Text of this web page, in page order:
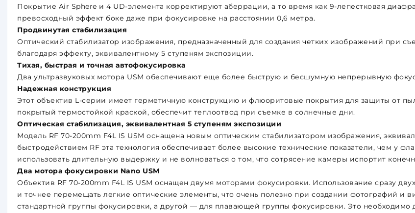
Покрытие Air Sphere и 4 UD-элемента корректируют аберрации, а то время как 9-лепестковая
превосходный эффект боке даже при фокусировке на расстоянии 0,6 метра.
Продвинутая стабилизация
Оптический стабилизатор изображения, предназначенный для создания четких изображений при
благодаря эффекту, эквивалентному 5 ступеням экспозиции.
Тихая, быстрая и точная автофокусировка
Два ультразвуковых мотора USM обеспечивают еще более быструю и бесшумную непрерывную
Надежная конструкция
Этот объектив L-серии имеет герметичную конструкцию и флюоритовые покрытия для защиты от
покрытый термостойкой краской, обеспечит теплоотвод при съемке в солнечные дни.
Оптическая стабилизация, эквивалентная 5 ступеням экспозиции
Модель RF 70-200mm F4L IS USM оснащена новым оптическим стабилизатором изображения,
быстродействием RF эта технология обеспечивает более высокие технические показатели, чем у
использовать длительную выдержку и не волноваться о том, что сотрясение камеры испортит
Два мотора фокусировки Nano USM
Объектив RF 70-200mm F4L IS USM оснащен двумя моторами фокусировки. Использование сразу
и точнее перемещать легкие оптические элементы, что очень полезно при создании фотографий и
стандартной группы фокусировки, а другой — для плавающей группы фокусировки. Это необходимо